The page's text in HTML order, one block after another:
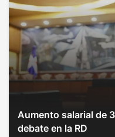
Aumento salarial de
debate en la RD